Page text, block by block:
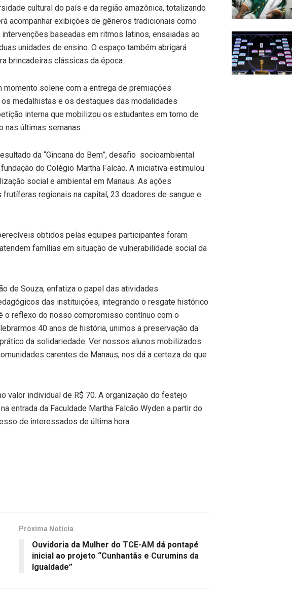
cultural do país e da região amazônica, totalizando
acompanhar exibições de gêneros tradicionais como
baseadas em ritmos latinos, ensaiadas ao
unidades de ensino. O espaço também abrigará
brincadeiras clássicas da época.
solene com a entrega de premiações
medalhistas e os destaques das modalidades
interna que mobilizou os estudantes em torno de
nas últimas semanas.
da “Gincana do Bem”, desafio socioambiental
do Colégio Martha Falcão. A iniciativa estimulou
social e ambiental em Manaus. As ações
regionais na capital, 23 doadores de sangue e
obtidos pelas equipes participantes foram
famílias em situação de vulnerabilidade social da
de Souza, enfatiza o papel das atividades
das instituições, integrando o resgate histórico
o reflexo do nosso compromisso contínuo com o
40 anos de história, unimos a preservação da
da solidariedade. Ver nossos alunos mobilizados
carentes de Manaus, nos dá a certeza de que
valor individual de R$ 70. A organização do festejo
entrada da Faculdade Martha Falcão Wyden a partir do
de interessados de última hora.
Próxima Notícia
Ouvidoria da Mulher do TCE-AM dá pontapé
inicial ao projeto “Cunhantãs e Curumins da
Igualdade”